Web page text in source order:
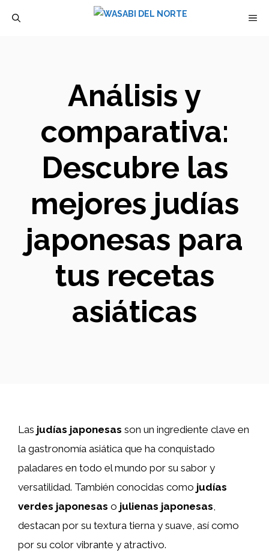
Análisis y
comparativa:
Descubre las
mejores judías
japonesas para
tus recetas
asiáticas
Las judías japonesas son un ingrediente clave en
la gastronomía asiática que ha conquistado
paladares en todo el mundo por su sabor y
versatilidad. También conocidas como judías
verdes japonesas o julienas japonesas,
destacan por su textura tierna y suave, así como
por su color vibrante y atractivo.